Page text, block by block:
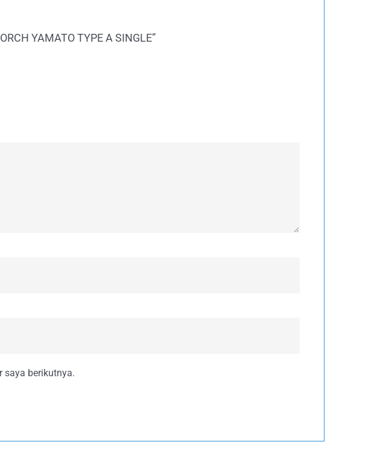
YAMATO TYPE A SINGLE”
saya berikutnya.